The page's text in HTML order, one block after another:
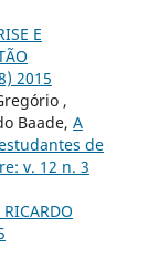
E
2015
,
Baade, A
de
v. 12 n. 3